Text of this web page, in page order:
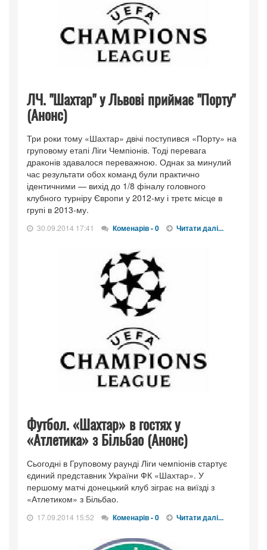
ЛЧ. "Шахтар" у Львові приймає "Порту"
(Анонс)
Три роки тому «Шахтар» двічі поступився «Порту» на
груповому етапі Ліги Чемпіонів. Тоді перевага
драконів здавалося переважною. Однак за минулий
час результати обох команд були практично
ідентичними — вихід до 1/8 фіналу головного
клубного турніру Європи у 2012-му і третє місце в
групі в 2013-му.
30.09.2014 17:41 Коменарів - 0 Читати далі...
Футбол. «Шахтар» в гостях у
«Атлетика» з Більбао (Анонс)
Сьогодні в Груповому раунді Ліги чемпіонів стартує
єдиний представник України ФК «Шахтар». У
першому матчі донецький клуб зіграє на виїзді з
«Атлетиком» з Більбао.
17.09.2014 15:52 Коменарів - 0 Читати далі...